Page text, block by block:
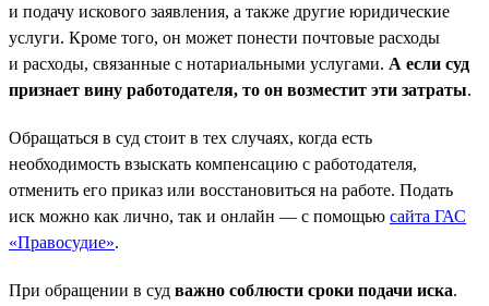
и подачу искового заявления, а также другие юридические
услуги. Кроме того, он может понести почтовые расходы
и расходы, связанные с нотариальными услугами. А если суд
признает вину работодателя, то он возместит эти затраты.
Обращаться в суд стоит в тех случаях, когда есть
необходимость взыскать компенсацию с работодателя,
отменить его приказ или восстановиться на работе. Подать
иск можно как лично, так и онлайн — с помощью сайта ГАС
«Правосудие».
При обращении в суд важно соблюсти сроки подачи иска.